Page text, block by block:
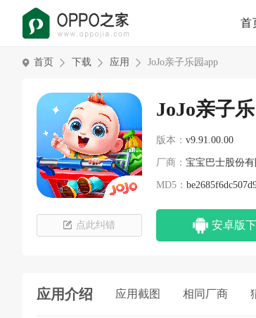
首
首页 下载 应用 JoJo亲子乐园app
点此纠错
JoJo亲子
版本： v9.91.00.00
厂商： 宝宝巴士股份有
MD5：
安卓版
应用介绍 应用截图 相同厂商